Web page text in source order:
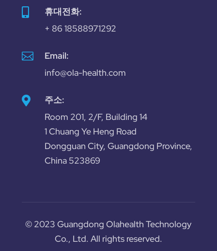

휴대전화:
+ 86 18588971292

Email:
info@ola-health.com

주소:
Room 201, 2/F, Building 14
1 Chuang Ye Heng Road
Dongguan City, Guangdong Province,
China 523869
© 2023 Guangdong Olahealth Technology
Co., Ltd. All rights reserved.